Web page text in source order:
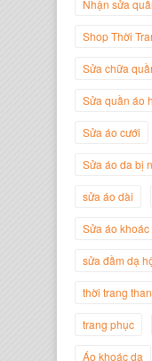
Nhận sửa
Shop Thời
Sửa chữa
Sửa quần áo
Sửa áo cưới
Sửa áo da bị
sửa áo dài
Sửa áo khoác
sửa đầm dạ
thời trang
trang phục
Áo khoác da